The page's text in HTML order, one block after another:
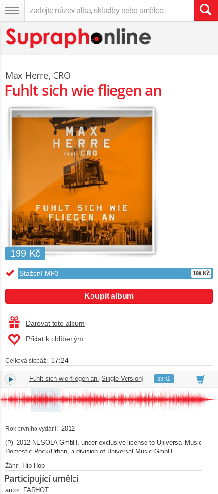
Max Herre, CRO
Fuhlt sich wie fliegen an
199 Kč
Stažení MP3 199 Kč
Koupit album
Darovat toto album
Přidat k oblíbeným
Celková stopáž: 37:24
1. Fuhlt sich wie fliegen an [Single Version] 03:3339 Kč
Rok prvního vydání: 2012
(P) 2012 NESOLA GmbH, under exclusive license to Universal Music
Domestic Rock/Urban, a division of Universal Music GmbH
Žánr: Hip-Hop
Participující umělci
autor: FARHOT